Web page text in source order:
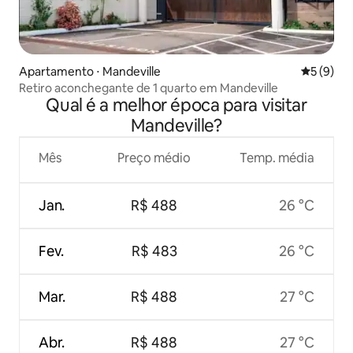
Apartamento ⋅ Mandeville 5 de
5 (9)
Retiro aconchegante de 1 quarto em Mandeville
Qual é a melhor época para visitar
Mandeville?
Mês
Jan.
Fev.
Mar.
Abr.
Preço médio
R$ 488
R$ 483
R$ 488
R$ 488
Temp. média
26 °C
26 °C
27 °C
27 °C